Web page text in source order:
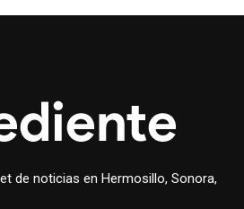
de noticias en Hermosillo, Sonora,